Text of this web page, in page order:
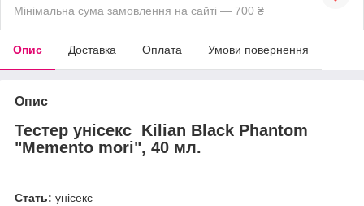
Мінімальна сума замовлення на сайті — 700 ₴
Опис Доставка Оплата Умови повернення
Опис
Тестер унісекс Kilian Black Phantom
"Memento mori", 40 мл.
Стать: унісекс